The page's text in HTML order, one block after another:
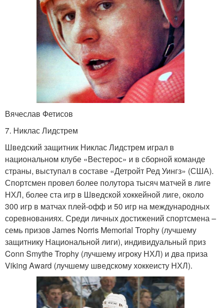
Вячеслав Фетисов
7. Никлас Лидстрем
Шведский защитник Никлас Лидстрем играл в
национальном клубе «Вестерос» и в сборной команде
страны, выступал в составе «Детройт Ред Уингз» (США).
Спортсмен провел более полутора тысяч матчей в лиге
НХЛ, более ста игр в Шведской хоккейной лиге, около
300 игр в матчах плей-офф и 50 игр на международных
соревнованиях. Среди личных достижений спортсмена –
семь призов James Norris Memorial Trophy (лучшему
защитнику Национальной лиги), индивидуальный приз
Conn Smythe Trophy (лучшему игроку НХЛ) и два приза
Viking Award (лучшему шведскому хоккеисту НХЛ).